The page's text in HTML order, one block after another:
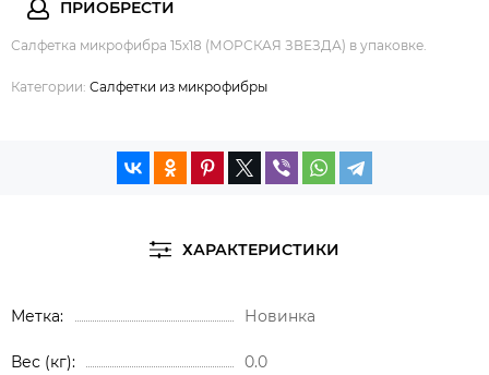
Салфетка микрофибра 15х18 (МОРСКАЯ ЗВЕЗДА) в упаковке.
Категории: Салфетки из микрофибры
ХАРАКТЕРИСТИКИ
Метка Новинка
Вес (кг) 0.0